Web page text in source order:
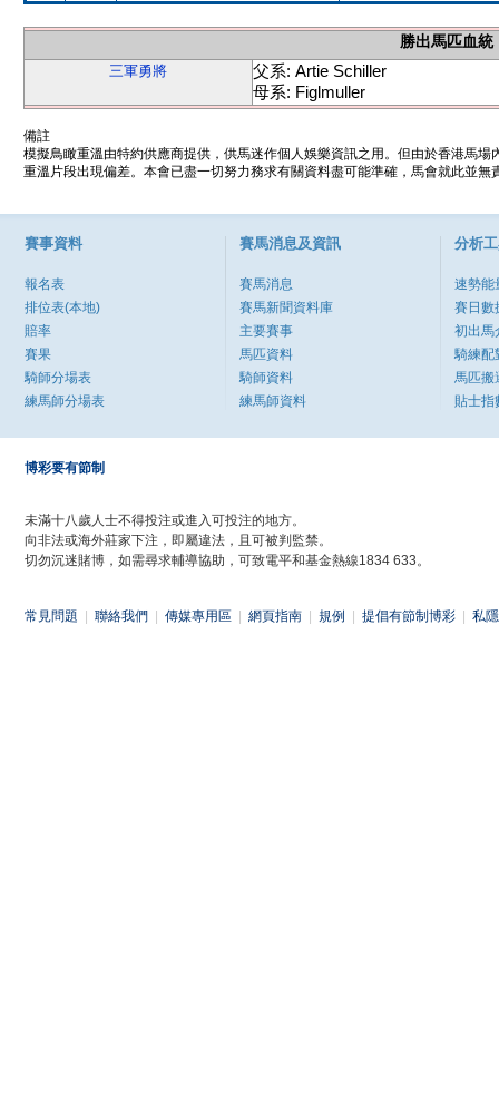
勝出馬匹血統
三軍勇將
父系: Artie Schiller
母系: Figlmuller
備註
模擬鳥瞰重溫由特約供應商提供，供馬迷作個人娛樂資訊之用。但由於香港馬
重溫片段出現偏差。本會已盡一切努力務求有關資料盡可能準確，馬會就此並
賽事資料
報名表
排位表(本地)
賠率
賽果
騎師分場表
練馬師分場表
賽馬消息及資訊
賽馬消息
賽馬新聞資料庫
主要賽事
馬匹資料
騎師資料
練馬師資料
分析
速勢能
賽日數
初出馬
騎練配
馬匹搬
貼士指
博彩要有節制
未滿十八歲人士不得投注或進入可投注的地方。
向非法或海外莊家下注，即屬違法，且可被判監禁。
切勿沉迷賭博，如需尋求輔導協助，可致電平和基金熱線1834 633。
常見問題 聯絡我們 傳媒專用區 網頁指南 規例 提倡有節制博彩 私